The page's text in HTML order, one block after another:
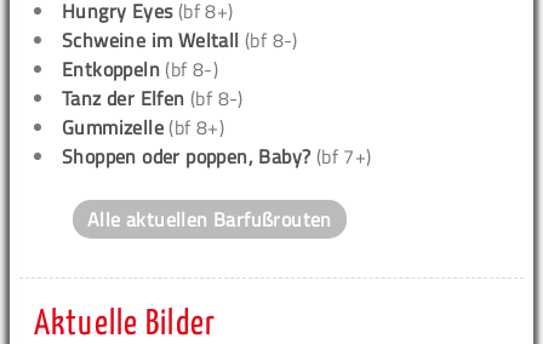
Hungry Eyes(bf 8+)
Schweine im Weltall (bf 8-)
Entkoppeln (bf 8-)
Tanz der Elfen (bf 8-)
Gummizelle (bf 8+)
Shoppen oder poppen, Baby? (bf 7+)
Alle aktuellen Barfußrouten
Aktuelle Bilder